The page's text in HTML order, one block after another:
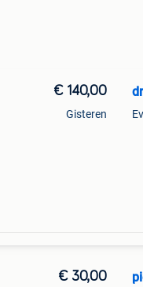
€ 140,00
Gisteren
€ 30,00